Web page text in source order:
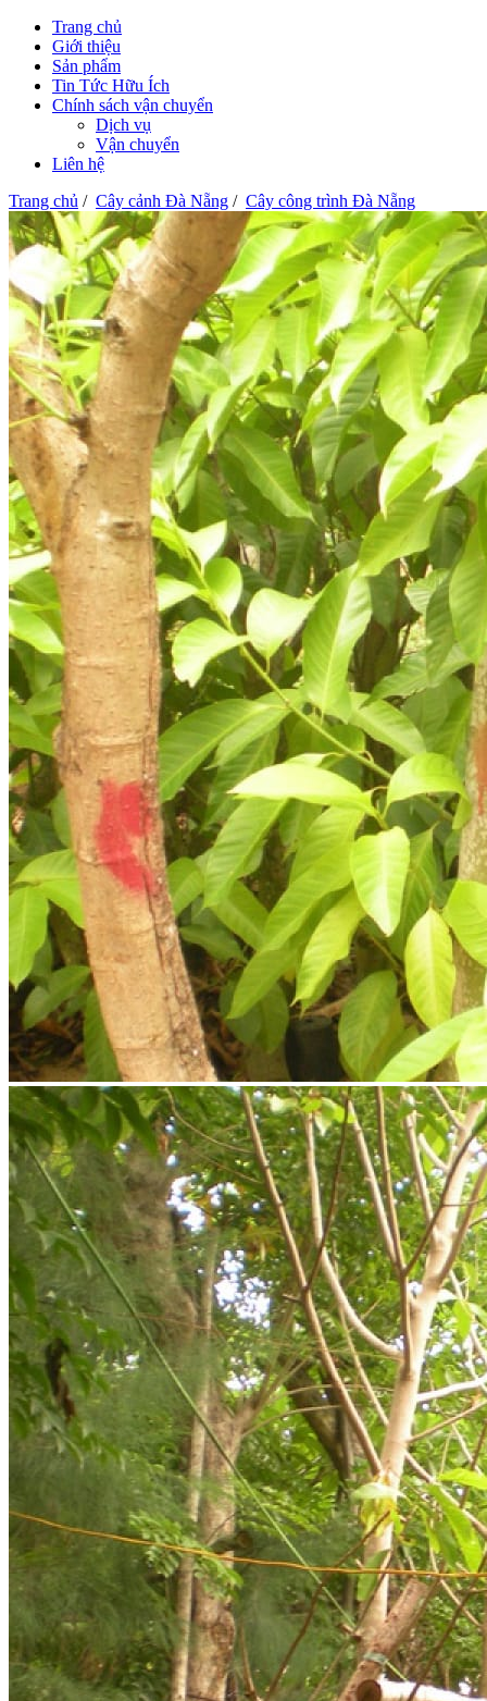
Trang chủ
Giới thiệu
Sản phẩm
Tin Tức Hữu Ích
Chính sách vận chuyển
Dịch vụ
Vận chuyển
Liên hệ
Trang chủ / Cây cảnh Đà Nẵng / Cây công trình Đà Nẵng